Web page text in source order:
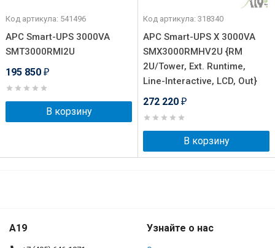
Код артикула: 541496
APC Smart-UPS 3000VA
SMT3000RMI2U
195 850 ₽
В корзину
Код артикула: 318340
APC Smart-UPS X 3000VA
SMX3000RMHV2U {RM
2U/Tower, Ext. Runtime,
Line-Interactive, LCD, Out}
272 220 ₽
В корзину
A19 Узнайте о нас